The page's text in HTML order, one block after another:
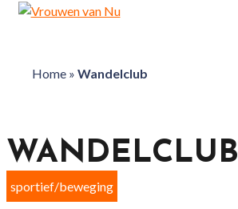
Home» Wandelclub
WANDELCLUB
sportief/beweging